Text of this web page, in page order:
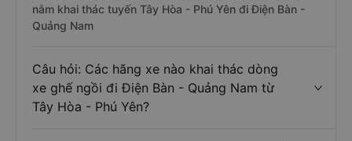
nằm khai thác tuyến Tây Hòa - Phú Yên đi Điện Bàn -
Quảng Nam
Câu hỏi: Các hãng xe nào khai thác dòng
xe ghế ngồi đi Điện Bàn - Quảng Nam từ
Tây Hòa - Phú Yên?